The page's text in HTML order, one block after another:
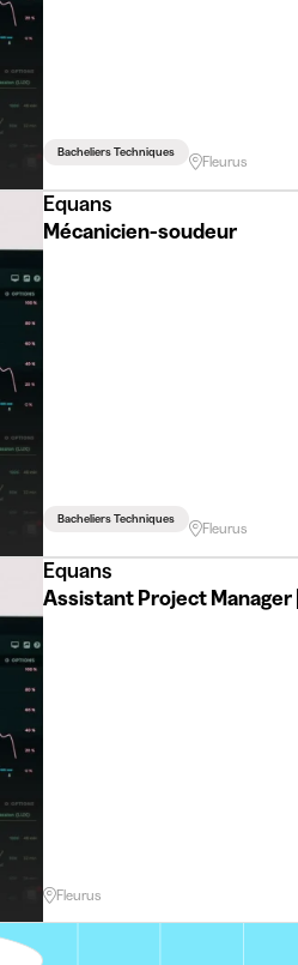
Bacheliers Techniques
Fleurus
Equans
Mécanicien-soudeur
Bacheliers Techniques
Fleurus
Equans
Fleurus